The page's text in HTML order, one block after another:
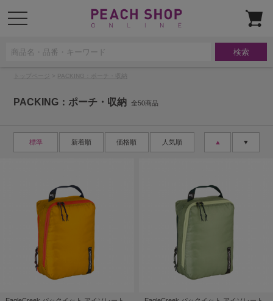
t
o
o
PACKING：ポーチ・収納
PACKING：ポーチ・収納 全50商品
標準 新着順 価格順 人気順 ▼
▲